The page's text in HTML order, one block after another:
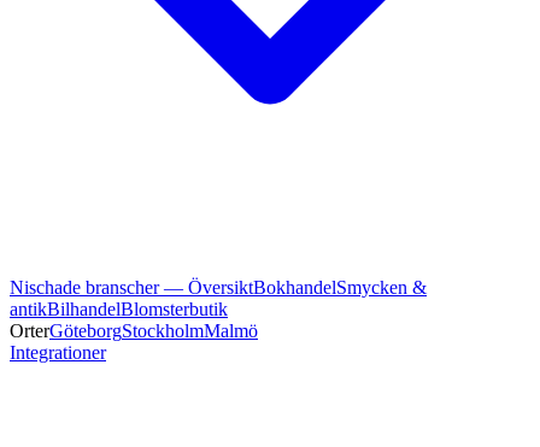
Nischade branscher — ÖversiktBokhandelSmycken &
antikBilhandelBlomsterbutik
OrterGöteborgStockholmMalmö
Integrationer